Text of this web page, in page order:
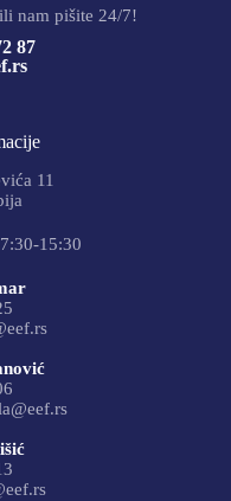
nam pišite 24/7!
87
11
15:30